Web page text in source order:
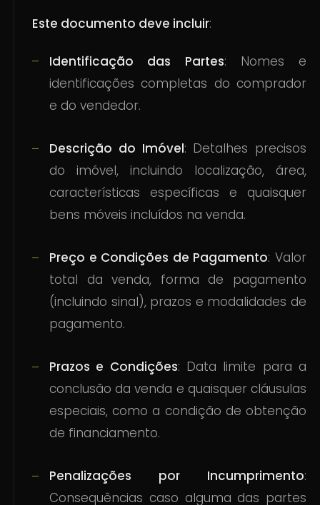
Este documento deve incluir:
Identificação das Partes: Nomes e
identificações completas do comprador
e do vendedor.
Descrição do Imóvel: Detalhes precisos
do imóvel, incluindo localização, área,
características específicas e quaisquer
bens móveis incluídos na venda.
Preço e Condições de Pagamento: Valor
total da venda, forma de pagamento
(incluindo sinal), prazos e modalidades de
pagamento.
Prazos e Condições: Data limite para a
conclusão da venda e quaisquer cláusulas
especiais, como a condição de obtenção
de financiamento.
Penalizações por Incumprimento:
Consequências caso alguma das partes